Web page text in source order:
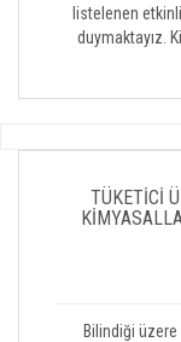
listelenen
duymaktayız.
TÜKETİCİ
Bilindiği